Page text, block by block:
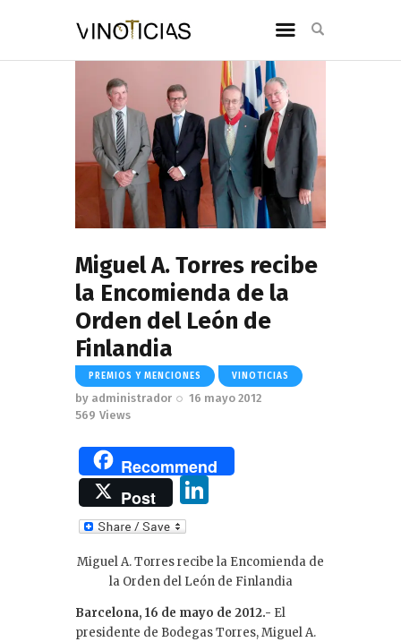
Miguel A. Torres recibe
la Encomienda de la
Orden del León de
Finlandia
PREMIOS Y MENCIONES VINOTICIAS
by administrador
16 mayo 2012
569 Views
Recommend
Post
k
e
dI
n
Miguel A. Torres recibe la Encomienda de
la Orden del León de Finlandia
Barcelona, 16 de mayo de 2012.- El
presidente de Bodegas Torres, Miguel A.